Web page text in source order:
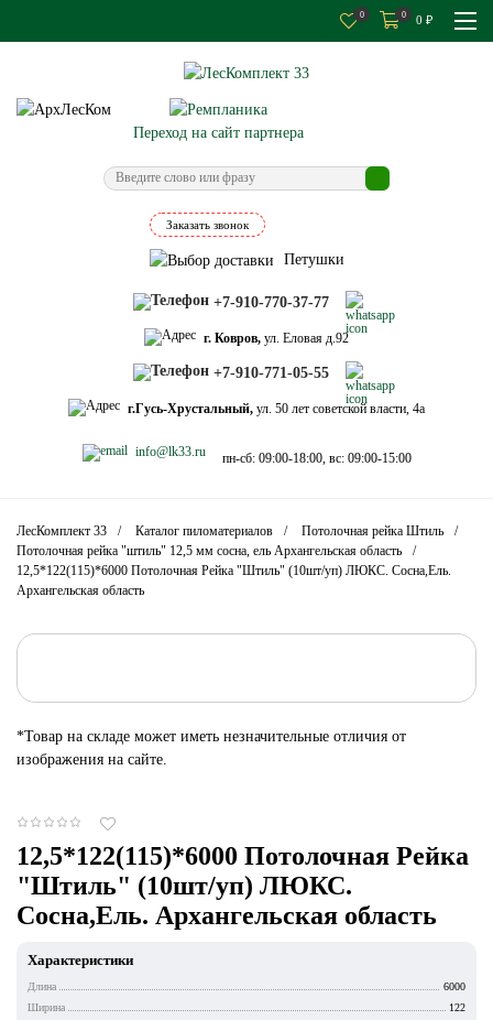
Переход на сайт партнера
Заказать звонок
Петушки
+7-910-770-37-77
г. Ковров, ул. Еловая д.92
+7-910-771-05-55
г.Гусь-Хрустальный, ул. 50 лет советской власти, 4а
info@lk33.ru пн-сб: 09:00-18:00, вс: 09:00-15:00
0 0 0 ₽
ЛесКомплект 33 Каталог пиломатериалов
Потолочная рейка Штиль
Потолочная рейка "штиль" 12,5 мм сосна, ель Архангельская область
12,5*122(115)*6000 Потолочная Рейка "Штиль" (10шт/уп) ЛЮКС. Сосна,Ель.
Архангельская область
*Товар на складе может иметь незначительные отличия от
изображения на сайте.
12,5*122(115)*6000 Потолочная Рейка
"Штиль" (10шт/уп) ЛЮКС.
Сосна,Ель. Архангельская область
Характеристики
Длина
6000
Ширина
122